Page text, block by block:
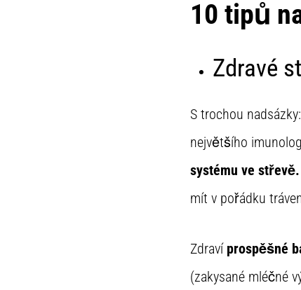
10 tipů
Zdravé
S trochou
největšího
systému ve
mít v pořádku
Zdraví prospěšné
(zakysané mléčné